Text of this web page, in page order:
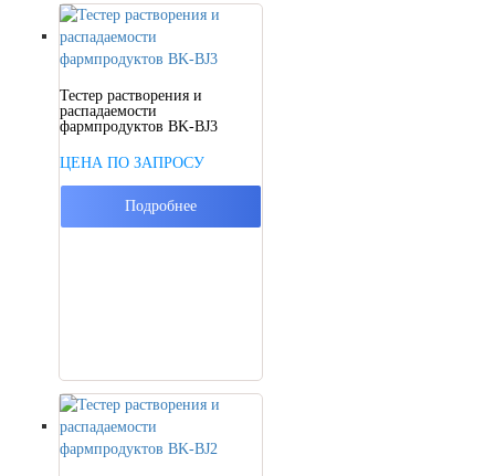
Тестер растворения и
распадаемости
фармпродуктов BK-BJ3
ЦЕНА ПО ЗАПРОСУ
Подробнее